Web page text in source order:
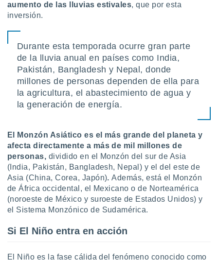
datos
en
en
un
o acceder
datos
perfiles
crear un
aumento de las lluvias estivales, que por esta
inversión.
Durante esta temporada ocurre gran parte
de la lluvia anual en países como India,
Pakistán, Bangladesh y Nepal, donde
millones de personas dependen de ella para
la agricultura, el abastecimiento de agua y
la generación de energía.
El Monzón Asiático es el más grande del planeta y
afecta directamente a más de mil millones de
personas, dividido en el Monzón del sur de Asia
(India, Pakistán, Bangladesh, Nepal) y el del este de
Asia (China, Corea, Japón).Además, está el Monzón
de África occidental, el Mexicano o de Norteamérica
(noroeste de México y suroeste de Estados Unidos) y
el Sistema Monzónico de Sudamérica.
Si El Niño entra en acción
El Niño es la fase cálida del fenómeno conocido como